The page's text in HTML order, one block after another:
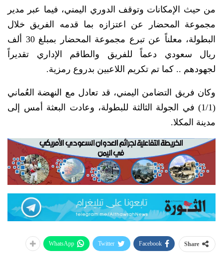
من حيث الإمكانات وتوقف الدوري اليمني، فيما عبر مدير
مجموعة المحضار عن اعتزازه بما قدمه الفريق خلال
البطولة، معلناً عن تبرع مجموعة المحضار بمبلغ 30 ألف
ريال سعودي دعماً للفريق والطاقم الإداري تقديراً
لجهودهم .. كما تم تكريم اللاعبين بدروع رمزية.
وكان فريق التضامن اليمني، قد تعادل مع النهضة العُماني
(1/1) في الجولة الثالثة للبطولة، وعادت البعثة أمس إلى
مدينة المكلا.
Share
Facebook
Twitter
WhatsApp